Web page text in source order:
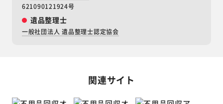
621090121924号
遺品整理士
一般社団法人 遺品整理士認定協会
関連サイト